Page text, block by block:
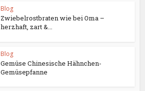
Blog
Zwiebelrostbraten wie bei Oma –
herzhaft, zart &...
Blog
Gemüse Chinesische Hähnchen-
Gemüsepfanne